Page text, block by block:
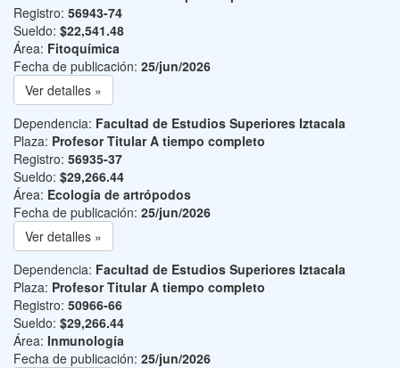
Registro: 56943-74
Sueldo: $22,541.48
Área: Fitoquímica
Fecha de publicación: 25/jun/2026
Ver detalles »
Dependencia: Facultad de Estudios Superiores Iztacala
Plaza: Profesor Titular A tiempo completo
Registro: 56935-37
Sueldo: $29,266.44
Área: Ecología de artrópodos
Fecha de publicación: 25/jun/2026
Ver detalles »
Dependencia: Facultad de Estudios Superiores Iztacala
Plaza: Profesor Titular A tiempo completo
Registro: 50966-66
Sueldo: $29,266.44
Área: Inmunología
Fecha de publicación: 25/jun/2026